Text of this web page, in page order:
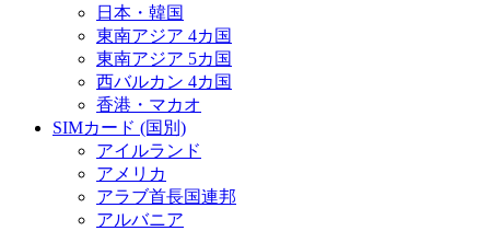
日本・韓国
東南アジア 4カ国
東南アジア 5カ国
西バルカン 4カ国
香港・マカオ
SIMカード (国別)
アイルランド
アメリカ
アラブ首長国連邦
アルバニア